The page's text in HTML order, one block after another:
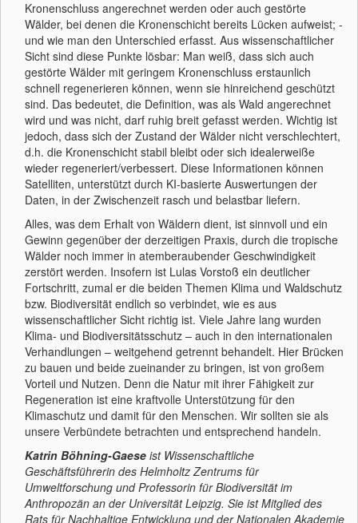
Kronenschluss angerechnet werden oder auch gestörte
Wälder, bei denen die Kronenschicht bereits Lücken aufweist; -
und wie man den Unterschied erfasst. Aus wissenschaftlicher
Sicht sind diese Punkte lösbar: Man weiß, dass sich auch
gestörte Wälder mit geringem Kronenschluss erstaunlich
schnell regenerieren können, wenn sie hinreichend geschützt
sind. Das bedeutet, die Definition, was als Wald angerechnet
wird und was nicht, darf ruhig breit gefasst werden. Wichtig ist
jedoch, dass sich der Zustand der Wälder nicht verschlechtert,
d.h. die Kronenschicht stabil bleibt oder sich idealerweiße
wieder regeneriert/verbessert. Diese Informationen können
Satelliten, unterstützt durch KI-basierte Auswertungen der
Daten, in der Zwischenzeit rasch und belastbar liefern.
Alles, was dem Erhalt von Wäldern dient, ist sinnvoll und ein
Gewinn gegenüber der derzeitigen Praxis, durch die tropische
Wälder noch immer in atemberaubender Geschwindigkeit
zerstört werden. Insofern ist Lulas Vorstoß ein deutlicher
Fortschritt, zumal er die beiden Themen Klima und Waldschutz
bzw. Biodiversität endlich so verbindet, wie es aus
wissenschaftlicher Sicht richtig ist. Viele Jahre lang wurden
Klima- und Biodiversitätsschutz – auch in den internationalen
Verhandlungen – weitgehend getrennt behandelt. Hier Brücken
zu bauen und beide zueinander zu bringen, ist von großem
Vorteil und Nutzen. Denn die Natur mit ihrer Fähigkeit zur
Regeneration ist eine kraftvolle Unterstützung für den
Klimaschutz und damit für den Menschen. Wir sollten sie als
unsere Verbündete betrachten und entsprechend handeln.
Katrin Böhning-Gaese ist Wissenschaftliche
Geschäftsführerin des Helmholtz Zentrums für
Umweltforschung und Professorin für Biodiversität im
Anthropozän an der Universität Leipzig. Sie ist Mitglied des
Rats für Nachhaltige Entwicklung und der Nationalen Akademie